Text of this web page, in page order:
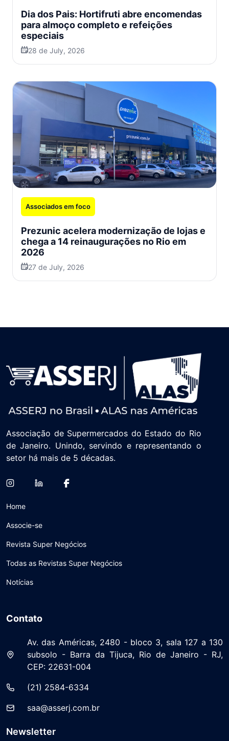
Dia dos Pais: Hortifruti abre encomendas
para almoço completo e refeições
especiais
28 de July, 2026
Associados em foco
Prezunic acelera modernização de lojas e
chega a 14 reinaugurações no Rio em
2026
27 de July, 2026
Associação de Supermercados do Estado do Rio
de Janeiro. Unindo, servindo e representando o
setor há mais de 5 décadas.
Home
Associe-se
Revista Super Negócios
Todas as Revistas Super Negócios
Notícias
Contato
Av. das Américas, 2480 - bloco 3, sala 127 a 130
subsolo - Barra da Tijuca, Rio de Janeiro - RJ,
CEP: 22631-004
(21) 2584-6334
saa@asserj.com.br
Newsletter